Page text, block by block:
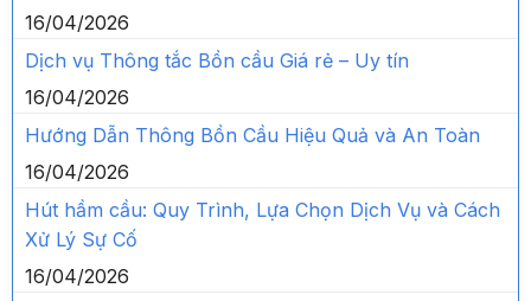
16/04/2026
Dịch vụ Thông tắc Bồn cầu Giá rẻ – Uy tín
16/04/2026
Hướng Dẫn Thông Bồn Cầu Hiệu Quả và An Toàn
16/04/2026
Hút hầm cầu: Quy Trình, Lựa Chọn Dịch Vụ và Cách
Xử Lý Sự Cố
16/04/2026